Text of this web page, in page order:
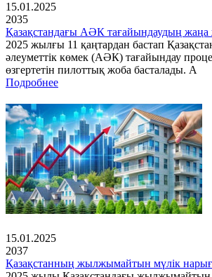
15.01.2025
2035
Қазақстандағы АӘК тағайындаудың жаңа
2025 жылғы 11 қаңтардан бастап
әлеуметтік көмек (АӘК) тағайындау
өзгертетін пилоттық жоба басталады. А
Подробнее
15.01.2025
2037
Қазақстанның жылжымайтын мүлік